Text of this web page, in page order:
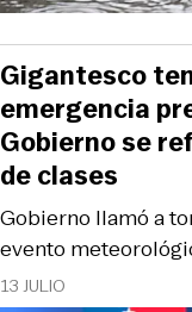
13 JULIO
Gobierno llamó a
evento
Gigantesco
emergencia
Gobierno se
de clases